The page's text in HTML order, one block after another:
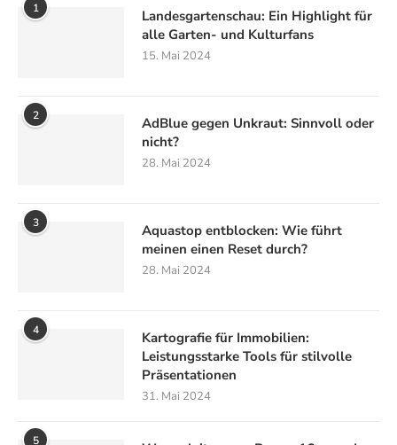
1
Landesgartenschau: Ein Highlight für
alle Garten- und Kulturfans
15. Mai 2024
2
AdBlue gegen Unkraut: Sinnvoll oder
nicht?
28. Mai 2024
3
Aquastop entblocken: Wie führt
meinen einen Reset durch?
28. Mai 2024
4
Kartografie für Immobilien:
Leistungsstarke Tools für stilvolle
Präsentationen
31. Mai 2024
5